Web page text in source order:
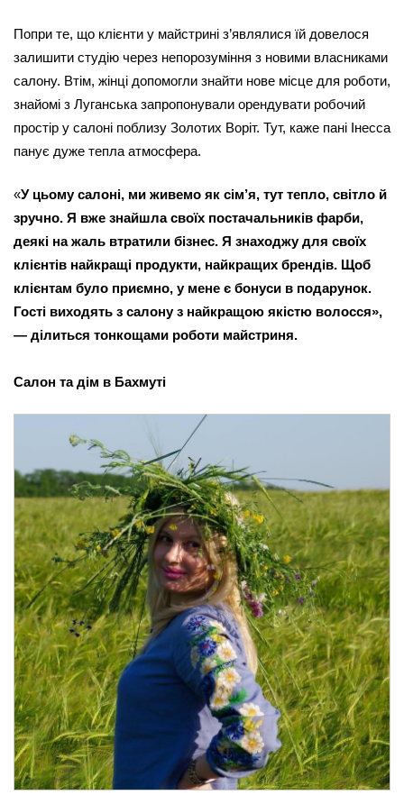
Попри те, що клієнти у майстрині з’являлися їй довелося
залишити студію через непорозуміння з новими власниками
салону. Втім, жінці допомогли знайти нове місце для роботи,
знайомі з Луганська запропонували орендувати робочий
простір у салоні поблизу Золотих Воріт. Тут, каже пані Інесса
панує дуже тепла атмосфера.
«У цьому салоні, ми живемо як сім’я, тут тепло, світло й
зручно. Я вже знайшла своїх постачальників фарби,
деякі на жаль втратили бізнес. Я знаходжу для своїх
клієнтів найкращі продукти, найкращих брендів. Щоб
клієнтам було приємно, у мене є бонуси в подарунок.
Гості виходять з салону з найкращою якістю волосся»,
— ділиться тонкощами роботи майстриня.
Салон та дім в Бахмуті